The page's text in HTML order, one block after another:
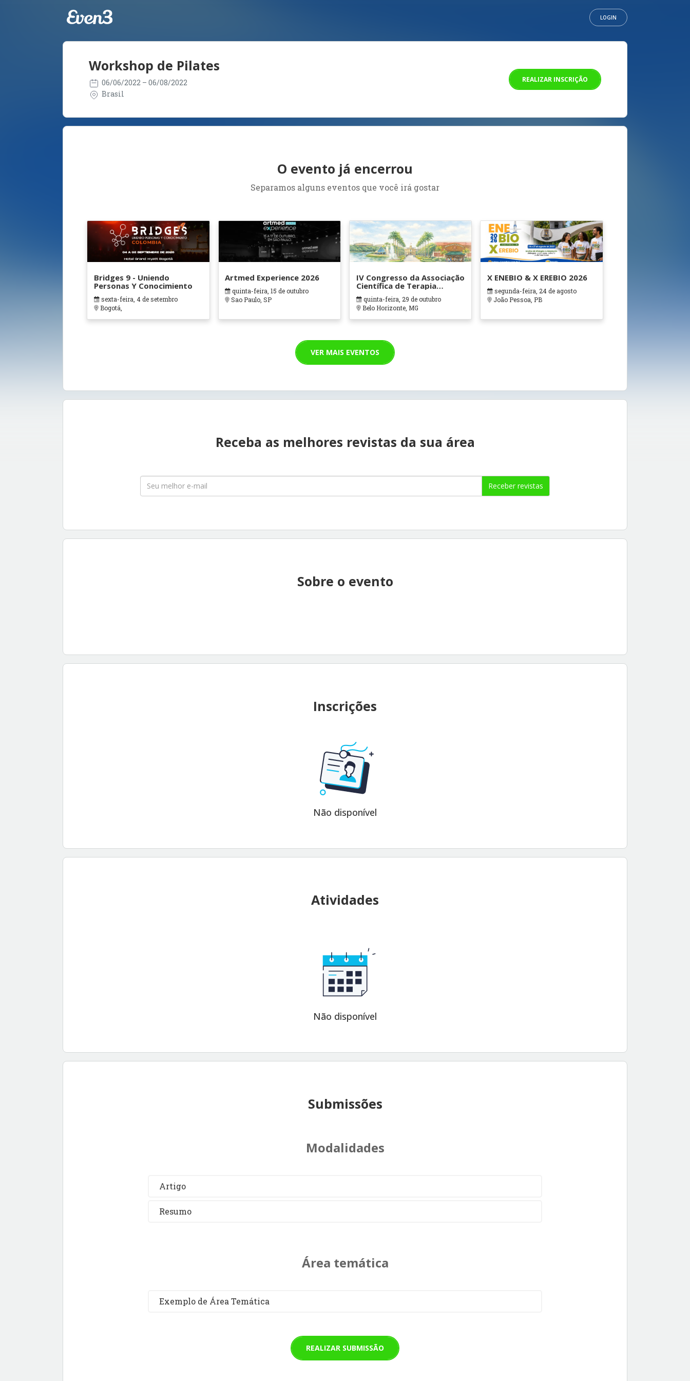
LOGIN
Workshop de Pilates
06/06/2022 – 06/08/2022
Brasil
REALIZAR INSCRIÇÃO
O evento já encerrou
Separamos alguns eventos que você irá gostar
Bridges 9 - Uniendo
Personas Y Conocimiento
sexta-feira, 4 de setembro
Bogotá,
Artmed Experience 2026
quinta-feira, 15 de outubro
Sao Paulo, SP
IV Congresso da Associação
Científica de Terapia
Ocupacional em Contextos
Hospitalares e Cuidados
Paliativos - ATOHOSP
quinta-feira, 29 de outubro
Belo Horizonte, MG
X ENEBIO & X EREBIO 2026
segunda-feira, 24 de agosto
João Pessoa, PB
VER MAIS EVENTOS
Receba as melhores revistas da sua área
Receber revistas
Sobre o evento
Inscrições
Não disponível
Atividades
Não disponível
Submissões
Modalidades
Artigo
Resumo
Área temática
Exemplo de Área Temática
REALIZAR SUBMISSÃO